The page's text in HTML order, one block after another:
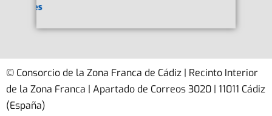
© Consorcio de la Zona Franca de Cádiz | Recinto Interior
de la Zona Franca | Apartado de Correos 3020 | 11011 Cádiz
(España)